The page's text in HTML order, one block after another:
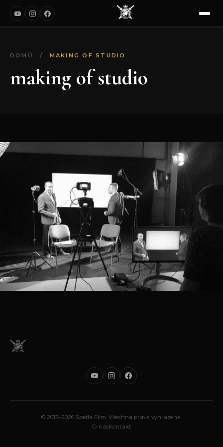
DOMŮ / MAKING OF STUDIO
making of studio
© 2013–2026 Špetla Film. Všechna práva vyhrazena.
O násKontakt